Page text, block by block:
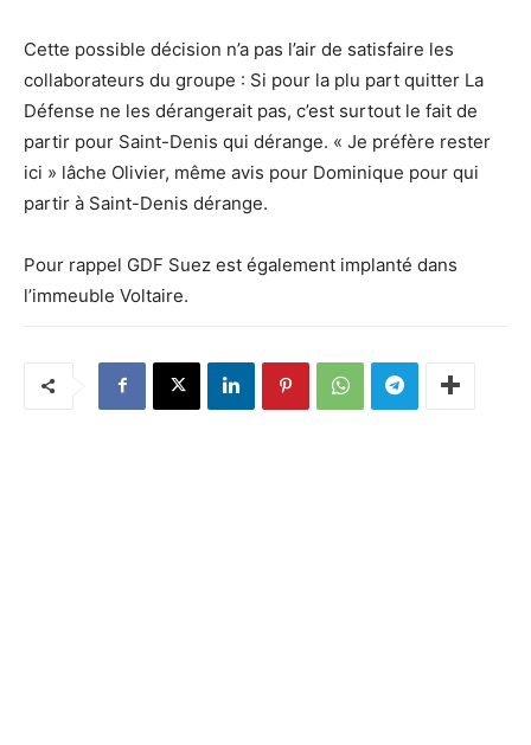
Cette possible décision n’a pas l’air de satisfaire les
collaborateurs du groupe : Si pour la plu part quitter La
Défense ne les dérangerait pas, c’est surtout le fait de
partir pour Saint-Denis qui dérange. « Je préfère rester
ici » lâche Olivier, même avis pour Dominique pour qui
partir à Saint-Denis dérange.
Pour rappel GDF Suez est également implanté dans
l’immeuble Voltaire.